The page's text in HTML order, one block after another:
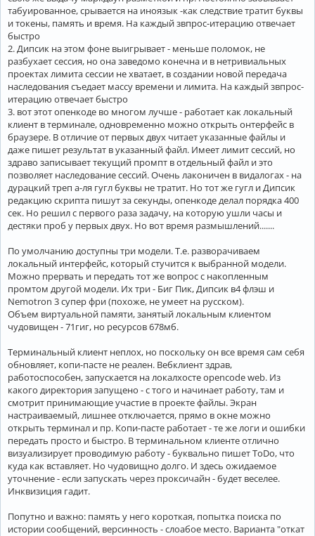
табуированное, срывается на иноязык -как следствие тратит буквы
и токены, память и время. На каждый звпрос-итерацию отвечает
быстро
2. Дипсик на этом фоне выигрывает - меньше поломок, не
разбухает сессия, но она заведомо конечна и в нетривиальных
проектах лимита сессии не хватает, в создании новой передача
наследования съедает массу времени и лимита. На каждый звпрос-
итерацию отвечает быстро
3. вот этот опенкоде во многом лучше - работает как локальный
клиент в терминале, одновременно можно открыть онтерфейс в
браузере. В отличие от первых двух читает указанные файлы и
даже пишет результат в указанный файл. Имеет лимит сессий, но
здраво записывает текущий промпт в отдельный файл и это
позволяет наследование сессий. Очень лаконичен в видалогах - на
дурацкий треп а-ля гугл буквы не тратит. Но тот же гугл и Дипсик
редакцию скрипта пишут за секунды, опенкоде делал порядка 400
сек. Но решил с первого раза задачу, на которую ушли часы и
дестяки проб у первых двух. Но вот время размышлений.......
По умолчанию доступны три модели. Т.е. разворачиваем
локальный интерфейс, который стучится к выбранной модели.
Можно прервать и передать тот же вопрос с накопленным
промтом другой модели. Их три - Биг Пик, Дипсик в4 флэш и
Nemotron 3 супер фри (похоже, не умеет на русском).
Объем виртуальной памяти, занятый локальным клиентом
чудовищен - 71гиг, но ресурсов 678мб.
Терминальный клиент неплох, но поскольку он все время сам себя
обновляет, копи-пасте не реален. Вебклиент здрав,
работоспособен, запускается на локалхосте opencode web. Из
какого директория запущено - с того и начинает работу, там и
смотрит принимающие участие в проекте файлы. Экран
настраиваемый, лишнее отключается, прямо в окне можно
открыть терминал и пр. Копи-пасте работает - те же логи и ошибки
передать просто и быстро. В терминальном клиенте отлично
визуализирует проводимую работу - буквально пишет ToDo, что
куда как вставляет. Но чудовищно долго. И здесь ожидаемое
уточнение - если запускать через проксичайн - будет веселее.
Инквизиция гадит.
Попутно и важно: память у него короткая, попытка поиска по
истории сообщений, версинность - слоабое место. Варианта "откат